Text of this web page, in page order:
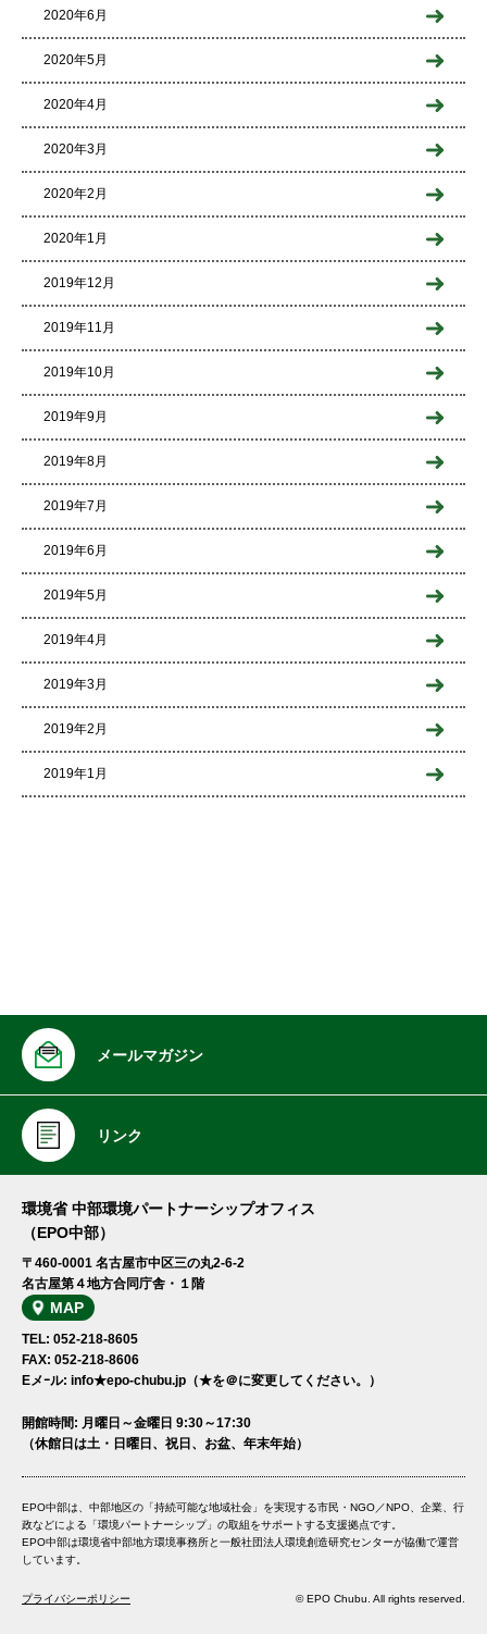
2020年6月
2020年5月
2020年4月
2020年3月
2020年2月
2020年1月
2019年12月
2019年11月
2019年10月
2019年9月
2019年8月
2019年7月
2019年6月
2019年5月
2019年4月
2019年3月
2019年2月
2019年1月
メールマガジン
リンク
環境省 中部環境パートナーシップオフィス
（EPO中部）
〒460-0001 名古屋市中区三の丸2-6-2
名古屋第４地方合同庁舎・１階
MAP
TEL: 052-218-8605
FAX: 052-218-8606
Eメｰル: info★epo-chubu.jp（★を＠に変更してください。）
開館時間: 月曜日～金曜日 9:30～17:30
（休館日は土・日曜日、祝日、お盆、年末年始）
EPO中部は、中部地区の「持続可能な地域社会」を実現する市民・NGO／NPO、企業、行
政などによる「環境パートナーシップ」の取組をサポートする支援拠点です。
EPO中部は環境省中部地方環境事務所と一般社団法人環境創造研究センターが協働で運営
しています。
プライバシーポリシー © EPO Chubu. All rights reserved.